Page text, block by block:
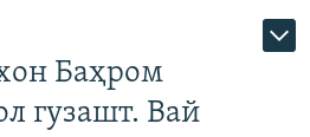
Баҳром
гузашт. Вай